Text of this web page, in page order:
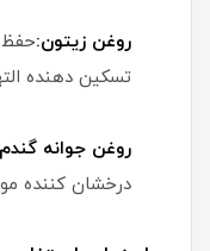
روغن زیتون:حفظ
تسکین دهنده
روغن جوانه
درخشان کننده